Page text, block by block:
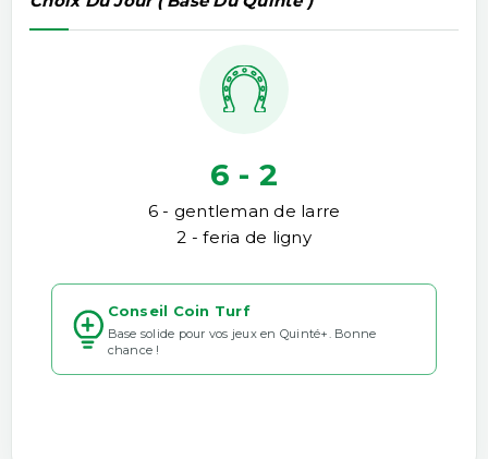
6 - 2
6 - gentleman de larre
2 - feria de ligny
Conseil Coin Turf
Base solide pour vos jeux en Quinté+. Bonne
chance !